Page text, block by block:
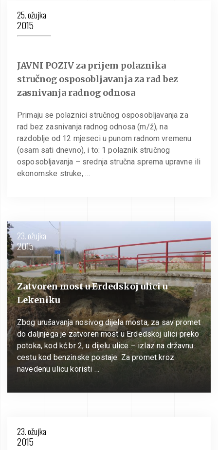
25. ožujka
2015
JAVNI POZIV za prijem polaznika
stručnog osposobljavanja za rad bez
zasnivanja radnog odnosa
Primaju se polaznici stručnog osposobljavanja za
rad bez zasnivanja radnog odnosa (m/ž), na
razdoblje od 12 mjeseci u punom radnom vremenu
(osam sati dnevno), i to: 1 polaznik stručnog
osposobljavanja – srednja stručna sprema upravne ili
ekonomske struke, …
23. ožujka
2015
Zatvoren most u Erdedskoj ulici u
Lekeniku
Zbog urušavanja nosivog dijela mosta, za sav promet
do daljnjega je zatvoren most u Erdedskoj ulici preko
potoka, kod kć.br 2, u dijelu ulice – izlaz na državnu
cestu kod benzinske postaje. Za promet kroz
navedenu ulicu koristi …
23. ožujka
2015